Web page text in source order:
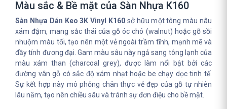
Màu sắc & Bề mặt của Sàn Nhựa K160
Sàn Nhựa Dán Keo 3K Vinyl K160 sở hữu một tông màu nâu
xám đậm, mang sắc thái của gỗ óc chó (walnut) hoặc gỗ sồi
nhuộm màu tối, tạo nên một vẻ ngoài trầm tĩnh, mạnh mẽ và
đầy tính đương đại. Gam màu sâu này ngả sang tông lạnh của
màu xám than (charcoal grey), được làm nổi bật bởi các
đường vân gỗ có sắc độ xám nhạt hoặc be chạy dọc tinh tế.
Sự kết hợp này mô phỏng chân thực vẻ đẹp của gỗ tự nhiên
lâu năm, tạo nên chiều sâu và tránh sự đơn điệu cho bề mặt.